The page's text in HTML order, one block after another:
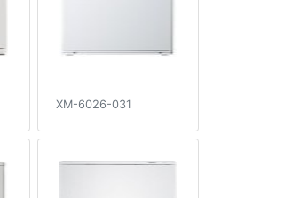
XM-6026-031